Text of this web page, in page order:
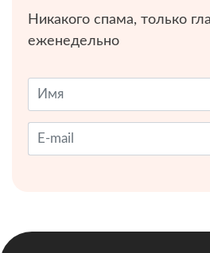
Никакого спама, только
еженедельно